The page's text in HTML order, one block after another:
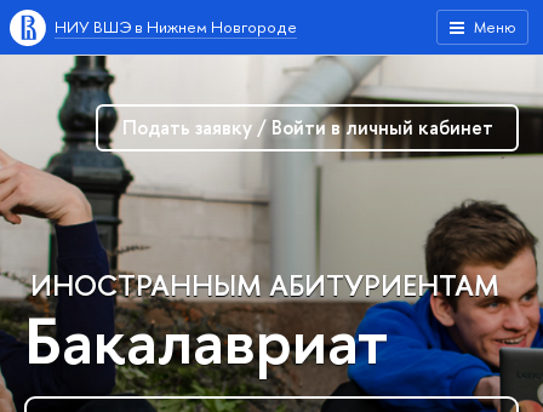
Меню
НИУ ВШЭ в Нижнем Новгороде
ИНОСТРАННЫМ АБИТУРИЕНТАМ
Бакалавриат
Подать заявку / Войти в личный кабинет